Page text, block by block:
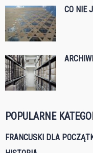
CO NIE
POPULARNE
FRANCUSKI DLA